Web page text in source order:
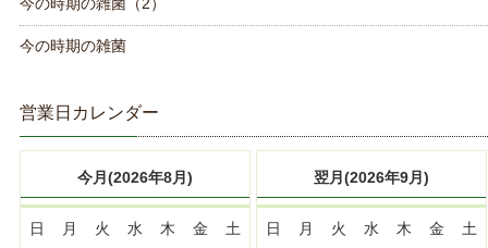
今の時期の雑菌
営業日カレンダー
今月(2026年8月)
日 月 火 水 木 金 土
翌月(2026年9月)
日 月 火 水 木 金 土